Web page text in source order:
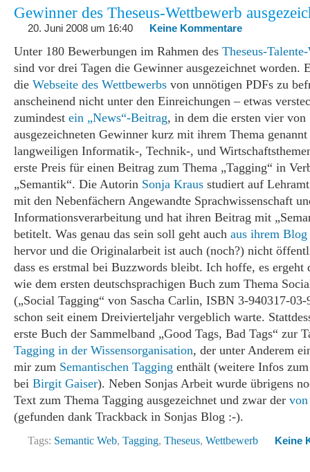
Gewinner des Theseus-Wettbewerb
20. Juni 2008 um 16:40 Keine Kommentare
Unter 180 Bewerbungen im Rahmen des Theseus-
sind vor drei Tagen die Gewinner ausgezeichnet worden.
die Webseite des Wettbewerbs von unnötigen PDFs zu
anscheinend nicht unter den Einreichungen – etwas
zumindest ein „News“-Beitrag, in dem die ersten vier von
ausgezeichneten Gewinner kurz mit ihrem Thema
langweiligen Informatik-, Technik-, und
erste Preis für einen Beitrag zum Thema „Tagging“ in
„Semantik“. Die Autorin Sonja Kraus studiert auf
mit den Nebenfächern Angewandte Sprachwissenschaft
Informationsverarbeitung und hat ihren Beitrag mit
betitelt. Was genau das sein soll geht auch aus ihrem Blog
hervor und die Originalarbeit ist auch (noch?) nicht
dass es erstmal bei Buzzwords bleibt. Ich hoffe, es
wie dem ersten deutschsprachigen Buch zum Thema
(„Social Tagging“ von Sascha Carlin, ISBN 3-940317-
schon seit einem Dreivierteljahr vergeblich warte.
erste Buch der Sammelband „Good Tags, Bad Tags“ zur
Tagging in der Wissensorganisation, der unter Anderem
mir zum Semantischen Tagging enthält (weitere Infos
bei Birgit Gaiser). Neben Sonjas Arbeit wurde übrigens
Text zum Thema Tagging ausgezeichnet und zwar der
(gefunden dank Trackback in Sonjas Blog :-).
Tags: Semantic Web, Tagging, Theseus, Wettbewerb Keine